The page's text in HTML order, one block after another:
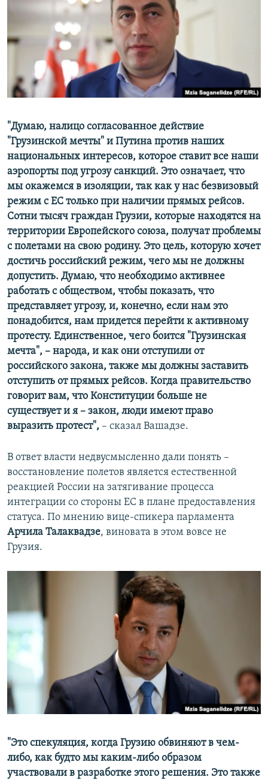
"Думаю, налицо согласованное действие
"Грузинской мечты" и Путина против наших
национальных интересов, которое ставит все наши
аэропорты под угрозу санкций. Это означает, что
мы окажемся в изоляции, так как у нас безвизовый
режим с ЕС только при наличии прямых рейсов.
Сотни тысяч граждан Грузии, которые находятся на
территории Европейского союза, получат проблемы
с полетами на свою родину. Это цель, которую хочет
достичь российский режим, чего мы не должны
допустить. Думаю, что необходимо активнее
работать с обществом, чтобы показать, что
представляет угрозу, и, конечно, если нам это
понадобится, нам придется перейти к активному
протесту. Единственное, чего боится "Грузинская
мечта", – народа, и как они отступили от
российского закона, также мы должны заставить
отступить от прямых рейсов. Когда правительство
говорит вам, что Конституции больше не
существует и я – закон, люди имеют право
выразить протест", – сказал Вашадзе.
В ответ власти недвусмысленно дали понять –
восстановление полетов является естественной
реакцией России на затягивание процесса
интеграции со стороны ЕС в плане предоставления
статуса. По мнению вице-спикера парламента
Арчила Талаквадзе, виновата в этом вовсе не
Грузия.
"Это спекуляция, когда Грузию обвиняют в чем-
либо, как будто мы каким-либо образом
участвовали в разработке этого решения. Это также